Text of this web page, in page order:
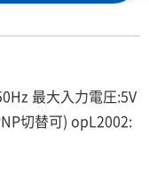
最大入力電圧:5V
切替可) opL2002: